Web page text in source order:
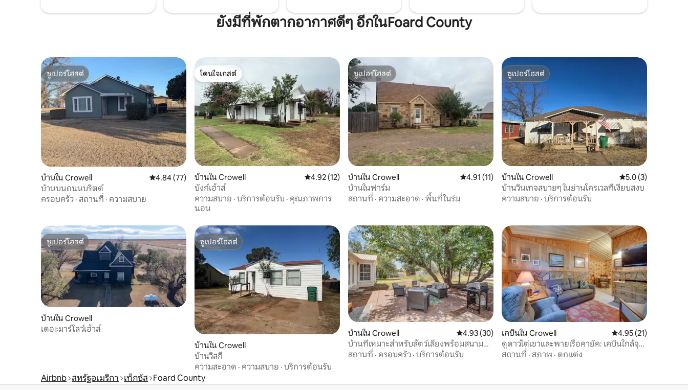
ยังมีที่พักตากอากาศดีๆ อีกในFoard County
ซูเปอร์โฮสต์
ซูเปอร์โฮสต์
บ้านใน Crowell คะแนนเฉลี่ย 4.84 จาก 5, 77 รีวิว
4.84 (77)
บ้านบนถนนบริตต์
ครอบครัว · สถานที่ · ความสบาย
โดนใจเกสต์
โดนใจเกสต์
บ้านใน Crowell คะแนนเฉลี่ย 4.92 จาก 5, 12 รีวิว
4.92 (12)
บังก์เฮ้าส์
ความสบาย · บริการต้อนรับ · คุณภาพการ
นอน
ซูเปอร์โฮสต์
ซูเปอร์โฮสต์
บ้านใน Crowell คะแนนเฉลี่ย 4.91 จาก 5, 11 รีวิว
4.91 (11)
บ้านในฟาร์ม
สถานที่ · ความสะอาด · พื้นที่ในร่ม
ซูเปอร์โฮสต์
ซูเปอร์โฮสต์
บ้านใน Crowell คะแนนเฉลี่ย 5.0 จา
5.0 (3)
บ้านวินเทจสบายๆ ในย่านโครเวลที่เงียบสงบ
ความสบาย · บริการต้อนรับ
ซูเปอร์โฮสต์
ซูเปอร์โฮสต์
บ้านใน Crowell
เดอะมาร์โลว์เฮ้าส์
ซูเปอร์โฮสต์
ซูเปอร์โฮสต์
บ้านใน Crowell
บ้านวิสกี้
ความสะอาด · ความสบาย · บริการต้อนรับ
บ้านใน Crowell คะแนนเฉลี่ย 4.93 จาก 5, 30 รีวิว
4.93 (30)
บ้านที่เหมาะสำหรับสัตว์เลี้ยงพร้อมสนาม
และเตาย่างในคราวเวลล์
สถานที่ · ครอบครัว · บริการต้อนรับ
เคบินใน Crowell คะแนนเฉลี่ย 4.95 จาก
4.95 (21)
ดูดาวไต่เขาและพายเรือคายัค: เคบินใกล้จุด
พักทองแดง!
สถานที่ · สภาพ · ตกแต่ง
Airbnb สหรัฐอเมริกา เท็กซัส Foard County